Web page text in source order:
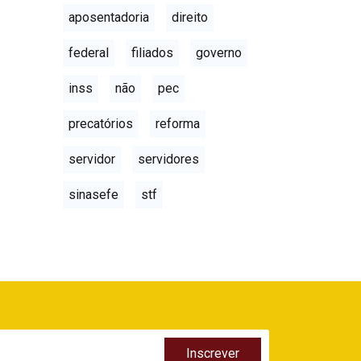
aposentadoria direito
federal filiados governo
inss não pec
precatórios reforma
servidor servidores
sinasefe stf